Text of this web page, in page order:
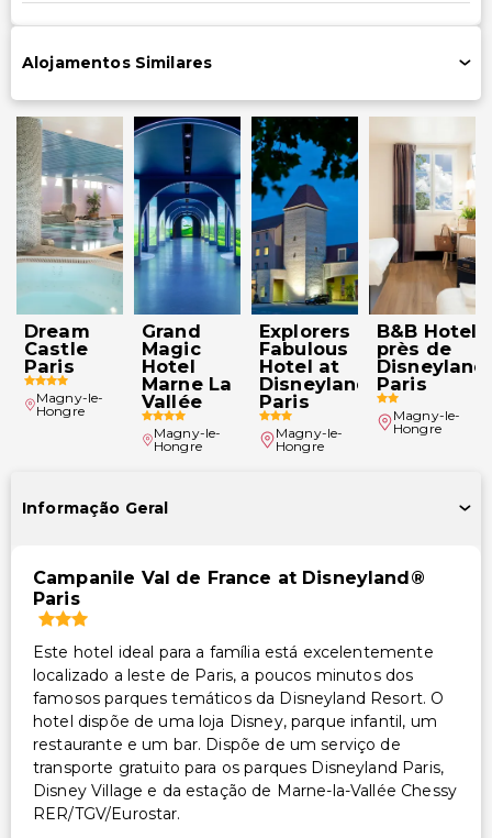
Alojamentos Similares
Dream
Castle
Paris
Magny-le-
Hongre
Grand
Magic
Hotel
Marne La
Vallée
Magny-le-
Hongre
Explorers
Fabulous
Hotel at
Disneyland®
Paris
Magny-le-
Hongre
B&B Hotel
près de
Paris
Magny-le-
Hongre
Informação Geral
Campanile Val de France at Disneyland®
Paris
Este hotel ideal para a família está excelentemente
localizado a leste de Paris, a poucos minutos dos
famosos parques temáticos da Disneyland Resort. O
hotel dispõe de uma loja Disney, parque infantil, um
restaurante e um bar. Dispõe de um serviço de
transporte gratuito para os parques Disneyland Paris,
Disney Village e da estação de Marne-la-Vallée Chessy
RER/TGV/Eurostar.